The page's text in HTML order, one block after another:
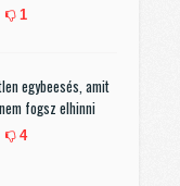
1
egybeesés, amit
fogsz elhinni
4